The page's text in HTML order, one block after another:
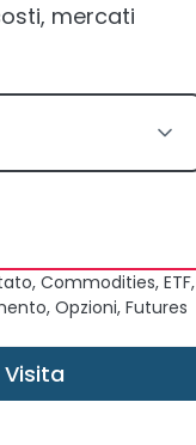
mercati
Commodities, ETF,
Opzioni, Futures
Visita